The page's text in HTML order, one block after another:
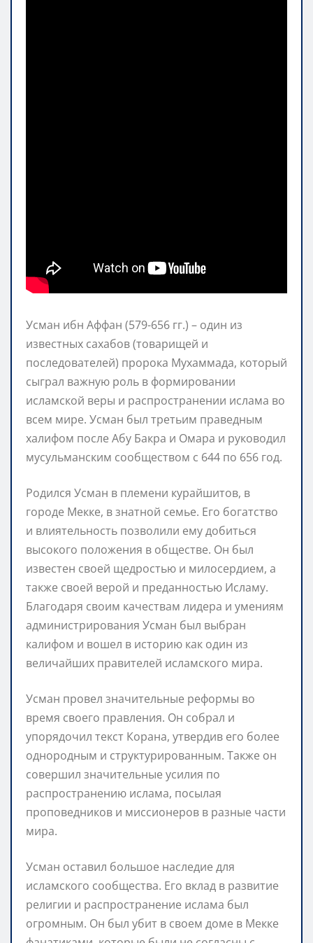
Усман ибн Аффан (579-656 гг.) – один из
известных сахабов (товарищей и
последователей) пророка Мухаммада, который
сыграл важную роль в формировании
исламской веры и распространении ислама во
всем мире. Усман был третьим праведным
халифом после Абу Бакра и Омара и руководил
мусульманским сообществом с 644 по 656 год.
Родился Усман в племени курайшитов, в
городе Мекке, в знатной семье. Его богатство
и влиятельность позволили ему добиться
высокого положения в обществе. Он был
известен своей щедростью и милосердием, а
также своей верой и преданностью Исламу.
Благодаря своим качествам лидера и умениям
администрирования Усман был выбран
калифом и вошел в историю как один из
величайших правителей исламского мира.
Усман провел значительные реформы во
время своего правления. Он собрал и
упорядочил текст Корана, утвердив его более
однородным и структурированным. Также он
совершил значительные усилия по
распространению ислама, посылая
проповедников и миссионеров в разные части
мира.
Усман оставил большое наследие для
исламского сообщества. Его вклад в развитие
религии и распространение ислама был
огромным. Он был убит в своем доме в Мекке